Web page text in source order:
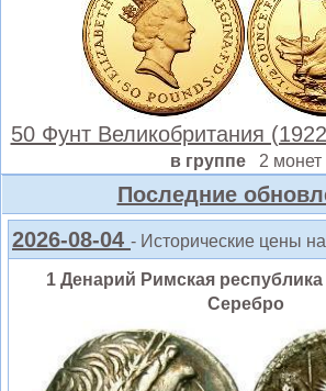
50 Фунт Великобритания
в группе 2 монет
Последние
2026-08-04 - Исторические цены
1 Денарий Римская республика
Серебро